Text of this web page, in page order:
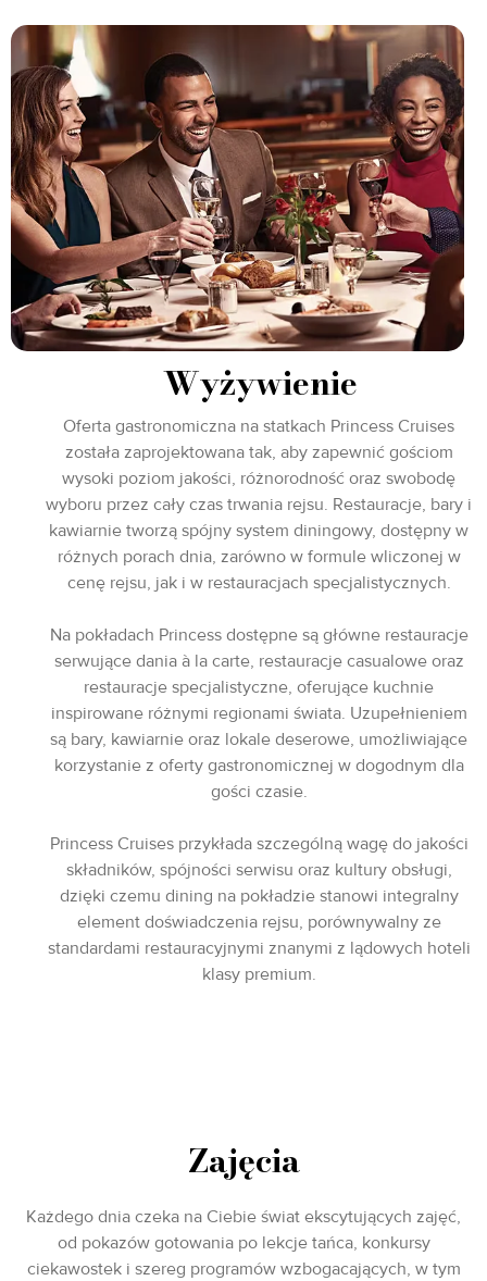
Wyżywienie
Oferta gastronomiczna na statkach Princess Cruises
została zaprojektowana tak, aby zapewnić gościom
wysoki poziom jakości, różnorodność oraz swobodę
wyboru przez cały czas trwania rejsu. Restauracje, bary i
kawiarnie tworzą spójny system diningowy, dostępny w
różnych porach dnia, zarówno w formule wliczonej w
cenę rejsu, jak i w restauracjach specjalistycznych.
Na pokładach Princess dostępne są główne restauracje
serwujące dania à la carte, restauracje casualowe oraz
restauracje specjalistyczne, oferujące kuchnie
inspirowane różnymi regionami świata. Uzupełnieniem
są bary, kawiarnie oraz lokale deserowe, umożliwiające
korzystanie z oferty gastronomicznej w dogodnym dla
gości czasie.
Princess Cruises przykłada szczególną wagę do jakości
składników, spójności serwisu oraz kultury obsługi,
dzięki czemu dining na pokładzie stanowi integralny
element doświadczenia rejsu, porównywalny ze
standardami restauracyjnymi znanymi z lądowych hoteli
klasy premium.
Zajęcia
Każdego dnia czeka na Ciebie świat ekscytujących zajęć,
od pokazów gotowania po lekcje tańca, konkursy
ciekawostek i szereg programów wzbogacających, w tym